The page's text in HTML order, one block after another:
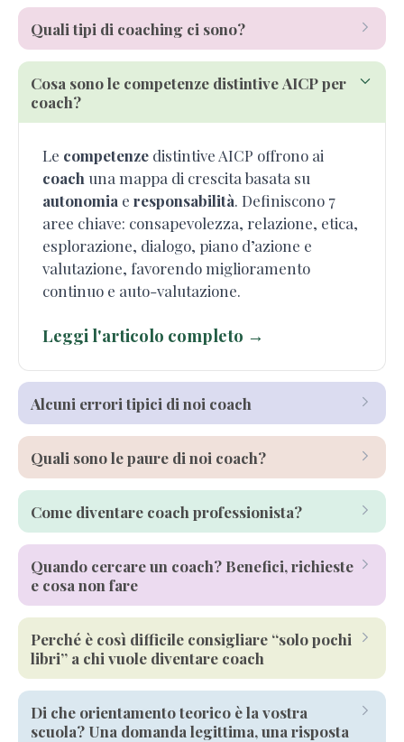
formazione
competenze
autonomia
responsabilità
Quali tipi di coaching ci sono?
coach
competenze autonomia
responsabilità
Cosa sono le competenze distintive AICP per
coach?
Le competenze distintive AICP offrono ai
coach una mappa di crescita basata su
autonomia e responsabilità. Definiscono 7
aree chiave: consapevolezza, relazione, etica,
esplorazione, dialogo, piano d’azione e
valutazione, favorendo miglioramento
continuo e auto-valutazione.
Leggi l'articolo completo →
Alcuni errori tipici di noi coach
coachee
competenze
Quali sono le paure di noi coach?
coachee
competenze
autonomia
responsabilità
Come diventare coach professionista?
PNL
Formazione
Quando cercare un coach? Benefici, richieste
e cosa non fare
quando cercare un coach
risorse
Perché è così difficile consigliare “solo pochi
libri” a chi vuole diventare coach
coaching
Di che orientamento teorico è la vostra
scuola? Una domanda legittima, una risposta